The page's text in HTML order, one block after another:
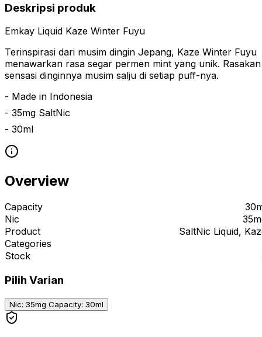
Deskripsi produk
Emkay Liquid Kaze Winter Fuyu
Terinspirasi dari musim dingin Jepang, Kaze Winter Fuyu
menawarkan rasa segar permen mint yang unik. Rasakan
sensasi dinginnya musim salju di setiap puff-nya.
- Made in Indonesia
- 35mg SaltNic
- 30ml
Overview
Capacity
Nic
Product
Categories
SaltNic Liquid,
Stock
Pilih Varian
Nic: 35mg Capacity: 30ml